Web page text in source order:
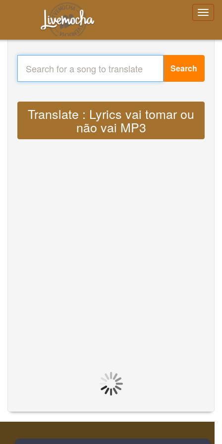
Search
Translate : Lyrics vai tomar ou
não vai MP3